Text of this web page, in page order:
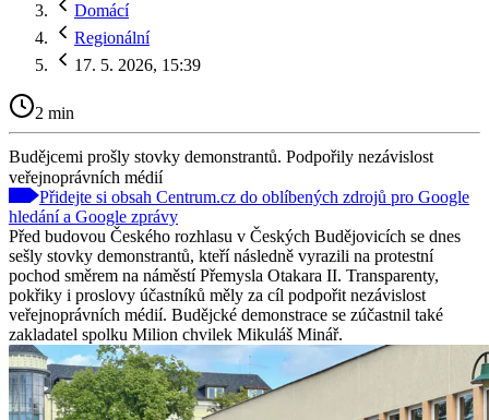
Domácí
Regionální
17. 5. 2026, 15:39
2 min
Budějcemi prošly stovky demonstrantů. Podpořily nezávislost
veřejnoprávních médií
Přidejte si obsah Centrum.cz do oblíbených zdrojů pro Google
hledání a Google zprávy
Před budovou Českého rozhlasu v Českých Budějovicích se dnes
sešly stovky demonstrantů, kteří následně vyrazili na protestní
pochod směrem na náměstí Přemysla Otakara II. Transparenty,
pokřiky i proslovy účastníků měly za cíl podpořit nezávislost
veřejnoprávních médií. Budějcké demonstrace se zúčastnil také
zakladatel spolku Milion chvilek Mikuláš Minář.